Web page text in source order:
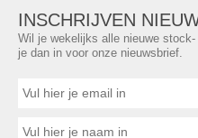
INSCHRIJVEN
Wil je wekelijks alle nieuwe
je dan in voor onze nieuwsbrief.